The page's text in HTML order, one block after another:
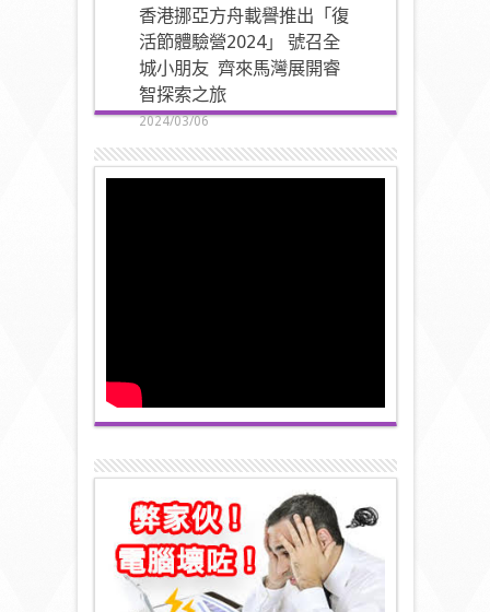
香港挪亞方舟載譽推出「復
活節體驗營2024」 號召全
城小朋友 齊來馬灣展開睿
智探索之旅
2024/03/06